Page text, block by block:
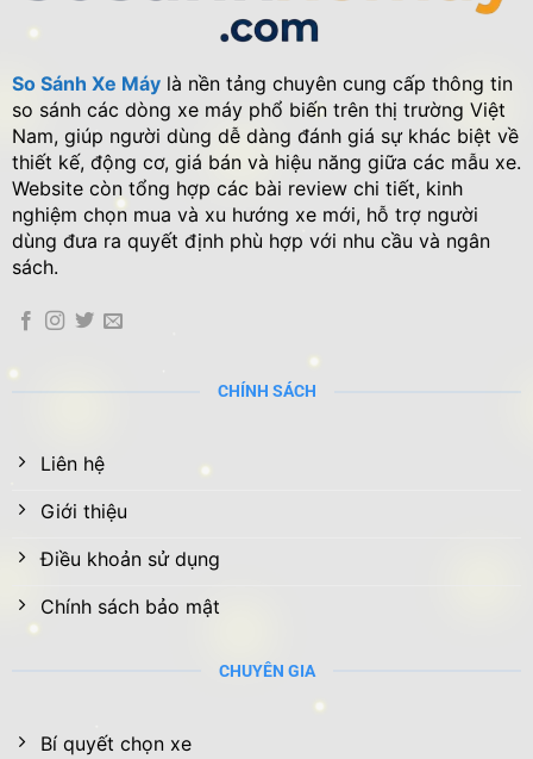
So Sánh Xe Máylà nền tảng chuyên cung cấp thông tin
so sánh các dòng xe máy phổ biến trên thị trường Việt
Nam, giúp người dùng dễ dàng đánh giá sự khác biệt về
thiết kế, động cơ, giá bán và hiệu năng giữa các mẫu xe.
Website còn tổng hợp các bài review chi tiết, kinh
nghiệm chọn mua và xu hướng xe mới, hỗ trợ người
dùng đưa ra quyết định phù hợp với nhu cầu và ngân
sách.
CHÍNH SÁCH
Liên hệ
Giới thiệu
Điều khoản sử dụng
Chính sách bảo mật
CHUYÊN GIA
Bí quyết chọn xe